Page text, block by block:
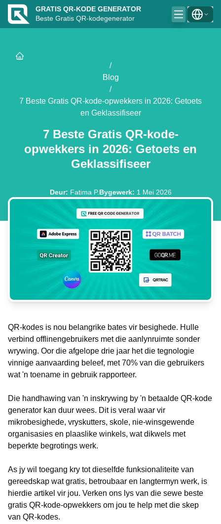
GRATIS QR-KODE GENERATOR
Beste Gratis QR-kodegenerator
/
Blog
/
7 Beste Gratis QR-kode-opwekkers in 2026: Getoets
en Geklassifiseer
7 Beste Gratis QR-kode-
opwekkers in 2026: Getoets en
Geklassifiseer
Deur: Fatima P.Bygewerk: 1 Mei 2026
QR-kodes is nou belangrike bates vir besighede. Hulle
verbind offlinengebruikers met die aanlynruimte sonder
wrywing. Oor die afgelope drie jaar het die tegnologie
vinnige aanvaarding beleef, met 70% van die gebruikers
wat 'n toename in gebruik rapporteer.
Die handhawing van 'n inskrywing by 'n betaalde QR-kode
generator kan duur wees. Dit is veral waar vir
mikrobesighede, vryskutters, skole, nie-winsgewende
organisasies en plaaslike winkels, wat dikwels met
beperkte begrotings werk.
As jy wil toegang kry tot dieselfde funksionaliteite van
gereedskap wat gratis, betroubaar en langtermyn werk, is
hierdie artikel vir jou. Verken ons lys van die sewe beste
gratis QR-kode-opwekkers om jou te help met die skep
van QR-kodes.